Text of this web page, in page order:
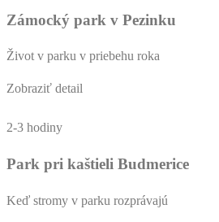
Zámocký park v Pezinku
Život v parku v priebehu roka
Zobraziť detail
2-3 hodiny
Park pri kaštieli Budmerice
Keď stromy v parku rozprávajú